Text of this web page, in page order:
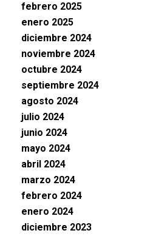
febrero 2025
enero 2025
diciembre 2024
noviembre 2024
octubre 2024
septiembre 2024
agosto 2024
julio 2024
junio 2024
mayo 2024
abril 2024
marzo 2024
febrero 2024
enero 2024
diciembre 2023